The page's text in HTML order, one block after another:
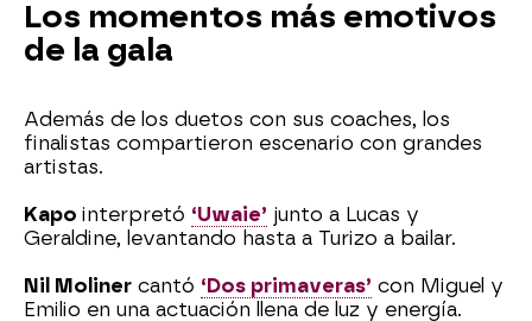
Los momentos más emotivos
de la gala
Además de los duetos con sus coaches, los
finalistas compartieron escenario con grandes
artistas.
Kapo interpretó ‘Uwaie’ junto a Lucas y
Geraldine, levantando hasta a Turizo a bailar.
Nil Moliner cantó ‘Dos primaveras’ con Miguel y
Emilio en una actuación llena de luz y energía.